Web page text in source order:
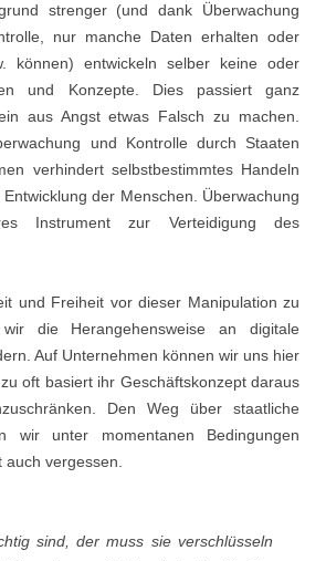
strenger (und dank Überwachung
nur manche Daten erhalten oder
können) entwickeln selber keine oder
und Konzepte. Dies passiert ganz
aus Angst etwas Falsch zu machen.
und Kontrolle durch Staaten
verhindert selbstbestimmtes Handeln
der Menschen. Überwachung
Instrument zur Verteidigung des
und Freiheit vor dieser Manipulation zu
die Herangehensweise an digitale
Auf Unternehmen können wir uns hier
oft basiert ihr Geschäftskonzept daraus
Den Weg über staatliche
wir unter momentanen Bedingungen
vergessen.
sind, der muss sie verschlüsseln